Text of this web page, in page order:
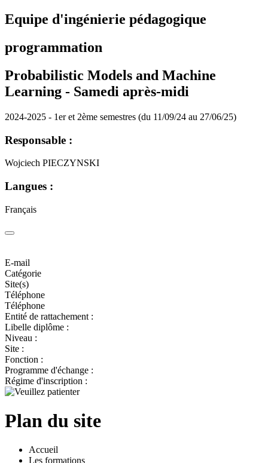
Equipe d'ingénierie pédagogique
programmation
Probabilistic Models and Machine
Learning - Samedi après-midi
2024-2025 - 1er et 2ème semestres (du 11/09/24 au 27/06/25)
Responsable :
Wojciech PIECZYNSKI
Langues :
Français
E-mail
Catégorie
Site(s)
Téléphone
Téléphone
Entité de rattachement :
Libelle diplôme :
Niveau :
Site :
Fonction :
Programme d'échange :
Régime d'inscription :
Plan du site
Accueil
Les formations